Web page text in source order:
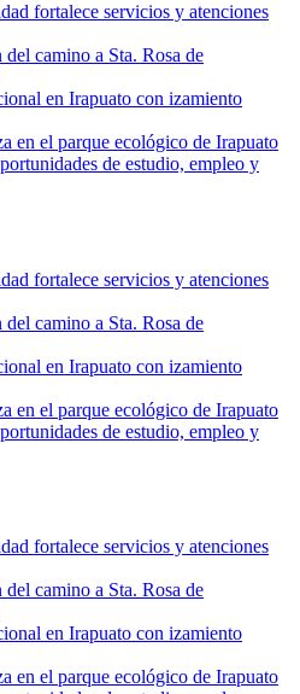
fortalece servicios y atenciones
camino a Sta. Rosa de
en Irapuato con izamiento
en el parque ecológico de Irapuato
de estudio, empleo y
fortalece servicios y atenciones
camino a Sta. Rosa de
en Irapuato con izamiento
en el parque ecológico de Irapuato
de estudio, empleo y
fortalece servicios y atenciones
camino a Sta. Rosa de
en Irapuato con izamiento
en el parque ecológico de Irapuato